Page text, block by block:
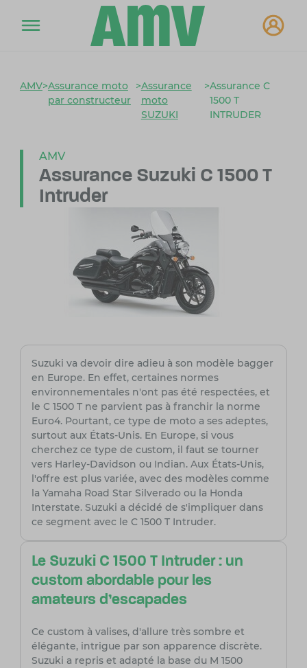
AMV>Assurance moto
par constructeur
>Assurance
moto
SUZUKI
>Assurance C
1500 T
INTRUDER
AMV
Assurance Suzuki C 1500 T
Intruder
Suzuki va devoir dire adieu à son modèle bagger
en Europe. En effet, certaines normes
environnementales n'ont pas été respectées, et
le C 1500 T ne parvient pas à franchir la norme
Euro4. Pourtant, ce type de moto a ses adeptes,
surtout aux États-Unis. En Europe, si vous
cherchez ce type de custom, il faut se tourner
vers Harley-Davidson ou Indian. Aux États-Unis,
l'offre est plus variée, avec des modèles comme
la Yamaha Road Star Silverado ou la Honda
Interstate. Suzuki a décidé de s'impliquer dans
ce segment avec le C 1500 T Intruder.
Le Suzuki C 1500 T Intruder : un
custom abordable pour les
amateurs d'escapades
Ce custom à valises, d'allure très sombre et
élégante, intrigue par son apparence discrète.
Suzuki a repris et adapté la base du M 1500